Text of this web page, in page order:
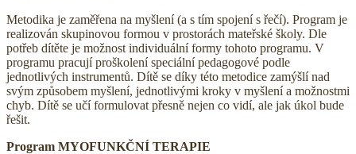
Metodika je zaměřena na myšlení (a s tím spojení s řečí). Program je
realizován skupinovou formou v prostorách mateřské školy. Dle
potřeb dítěte je možnost individuální formy tohoto programu. V
programu pracují proškolení speciální pedagogové podle
jednotlivých instrumentů. Dítě se díky této metodice zamýšlí nad
svým způsobem myšlení, jednotlivými kroky v myšlení a možnostmi
chyb. Dítě se učí formulovat přesně nejen co vidí, ale jak úkol bude
řešit.
Program MYOFUNKČNÍ TERAPIE